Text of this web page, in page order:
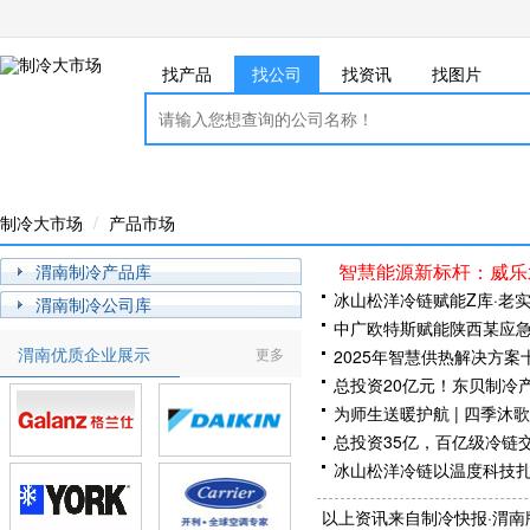
找产品 找公司 找资讯 找图片
制冷大市场 产品市场
渭南制冷产品库
渭南制冷公司库
更多
渭南优质企业展示
智慧能源新标杆：威
冰山松洋冷链赋能Z库·老
中广欧特斯赋能陕西某应
2025年智慧供热解决方案
总投资20亿元！东贝制冷
为师生送暖护航 | 四季沐
总投资35亿，百亿级冷链
冰山松洋冷链以温度科技
依必安派特ebm西安工厂
以上资讯来自制冷快报·渭南